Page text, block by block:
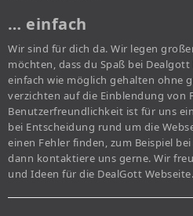
… einfach
Wir sind für dich da. Wir legen
möchten, dass du Spaß bei
einfach wie möglich gehalten ohne
verzichten auf die Einblendung von
Benutzerfreundlichkeit ist für uns
bei Entscheidung rund um die
einen Fehler finden, zum Beispiel
dann kontaktiere uns gerne. Wir
und Ideen für die DealGott Webseite.